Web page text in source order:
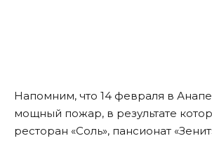
Напомним, что 14 февраля в Анапе
мощный пожар, в результате
ресторан «Соль», пансионат